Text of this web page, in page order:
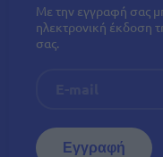
Με την εγγραφή σας
ηλεκτρονική έκδοση
σας.